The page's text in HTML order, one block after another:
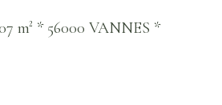
m² * 56000 VANNES *